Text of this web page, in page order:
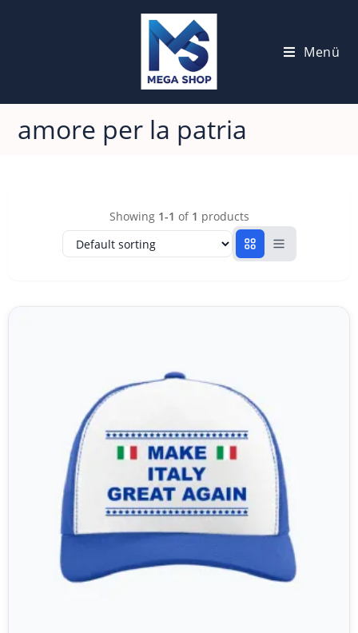
Menü
amore per la patria
Showing 1-1 of 1 products